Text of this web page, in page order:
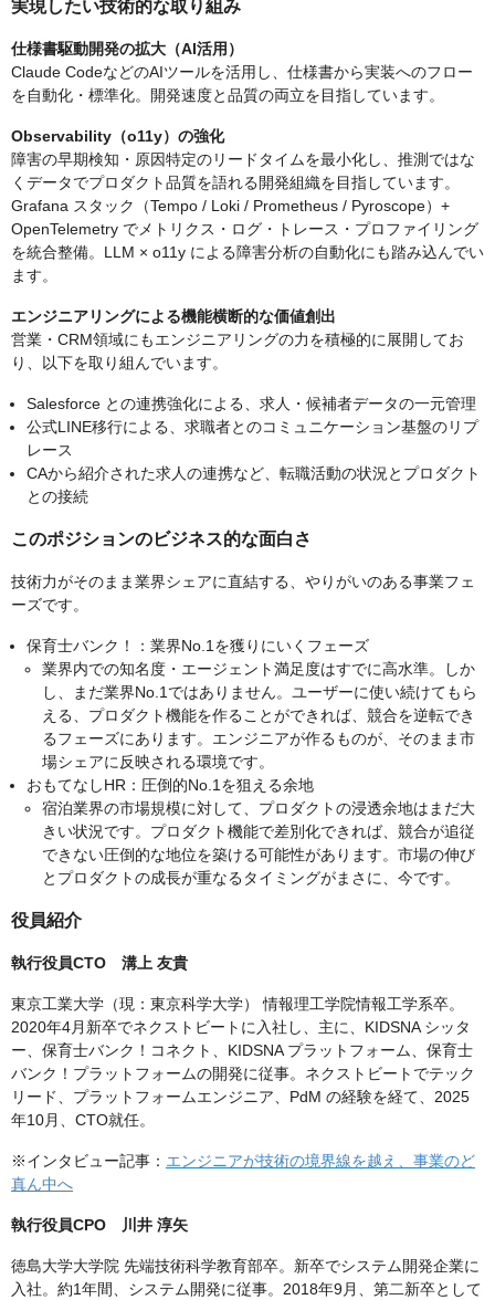
実現したい技術的な取り組み
仕様書駆動開発の拡大（AI活用）
Claude CodeなどのAIツールを活用し、仕様書から実装へのフロー
を自動化・標準化。開発速度と品質の両立を目指しています。
Observability（o11y）の強化
障害の早期検知・原因特定のリードタイムを最小化し、推測ではな
くデータでプロダクト品質を語れる開発組織を目指しています。
Grafana スタック（Tempo / Loki / Prometheus / Pyroscope）+
OpenTelemetry でメトリクス・ログ・トレース・プロファイリング
を統合整備。LLM × o11y による障害分析の自動化にも踏み込んでい
ます。
エンジニアリングによる機能横断的な価値創出
営業・CRM領域にもエンジニアリングの力を積極的に展開してお
り、以下を取り組んでいます。
Salesforce との連携強化による、求人・候補者データの一元管理
公式LINE移行による、求職者とのコミュニケーション基盤のリプ
レース
CAから紹介された求人の連携など、転職活動の状況とプロダクト
との接続
このポジションのビジネス的な面白さ
技術力がそのまま業界シェアに直結する、やりがいのある事業フェ
ーズです。
保育士バンク！：業界No.1を獲りにいくフェーズ
業界内での知名度・エージェント満足度はすでに高水準。しか
し、まだ業界No.1ではありません。ユーザーに使い続けてもら
える、プロダクト機能を作ることができれば、競合を逆転でき
るフェーズにあります。エンジニアが作るものが、そのまま市
場シェアに反映される環境です。
おもてなしHR：圧倒的No.1を狙える余地
宿泊業界の市場規模に対して、プロダクトの浸透余地はまだ大
きい状況です。プロダクト機能で差別化できれば、競合が追従
できない圧倒的な地位を築ける可能性があります。市場の伸び
とプロダクトの成長が重なるタイミングがまさに、今です。
役員紹介
執行役員CTO 溝上 友貴
東京工業大学（現：東京科学大学） 情報理工学院情報工学系卒。
2020年4月新卒でネクストビートに入社し、主に、KIDSNA シッタ
ー、保育士バンク！コネクト、KIDSNA プラットフォーム、保育士
バンク！プラットフォームの開発に従事。ネクストビートでテック
リード、プラットフォームエンジニア、PdM の経験を経て、2025
年10月、CTO就任。
※インタビュー記事： エンジニアが技術の境界線を越え、事業のど
真ん中へ
執行役員CPO 川井 淳矢
徳島大学大学院 先端技術科学教育部卒。新卒でシステム開発企業に
入社。約1年間、システム開発に従事。2018年9月、第二新卒として